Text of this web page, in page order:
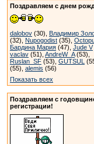
Поздравляем с днем
dalobov (30), Владимир
(32), Nupogodist (35),
Бардина Мария (47), Jude V
vaclav (51), AndreW_A(53),
Ruslan_SF (53), GUTSUL
(55), alemis (56)
Показать всех
Поздравляем с
регистрации!